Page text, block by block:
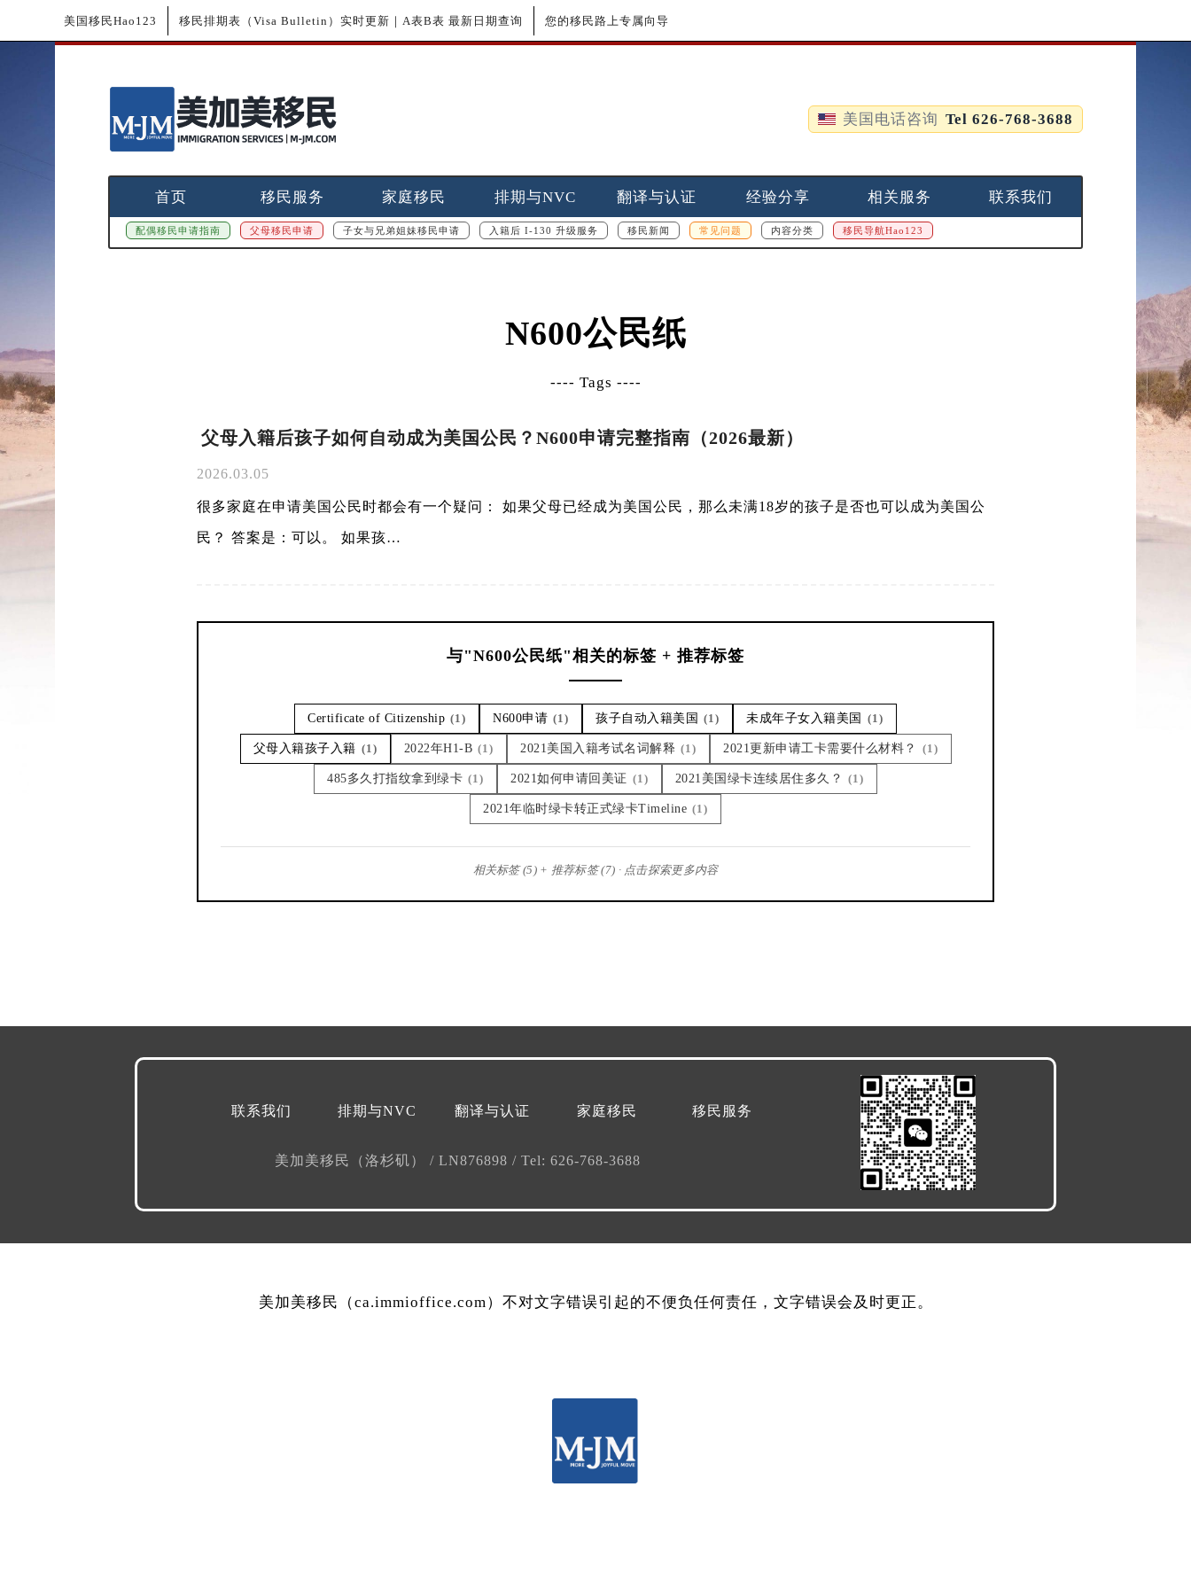
美国移民Hao123 移民排期表（Visa Bulletin）实时更新｜A表B表 最新日期查询 您的移民路上专属向导
美国电话咨询 Tel 626-768-3688
首页 移民服务 家庭移民 排期与NVC 翻译与认证 经验分享 相关服务 联系我们
配偶移民申请指南 父母移民申请 子女与兄弟姐妹移民申请 入籍后 I-130 升级服务 移民新闻 常见问题 内容分类 移民导航Hao123
N600公民纸
---- Tags ----
父母入籍后孩子如何自动成为美国公民？N600申请完整指南（2026最新）
2026.03.05
很多家庭在申请美国公民时都会有一个疑问： 如果父母已经成为美国公民，那么未满18岁的孩子是否也可以成为美国公
民？ 答案是：可以。 如果孩…
与"N600公民纸"相关的标签 + 推荐标签
Certificate of Citizenship (1) N600申请 (1) 孩子自动入籍美国 (1) 未成年子女入籍美国 (1)
父母入籍孩子入籍 (1) 2022年H1-B (1) 2021美国入籍考试名词解释 (1) 2021更新申请工卡需要什么材料？ (1)
485多久打指纹拿到绿卡 (1) 2021如何申请回美证 (1) 2021美国绿卡连续居住多久？ (1)
2021年临时绿卡转正式绿卡Timeline (1)
相关标签 (5) + 推荐标签 (7) · 点击探索更多内容
移民服务
家庭移民
翻译与认证
排期与NVC
联系我们
美加美移民（洛杉矶） / LN876898 / Tel: 626-768-3688
美加美移民（ca.immioffice.com）不对文字错误引起的不便负任何责任，文字错误会及时更正。